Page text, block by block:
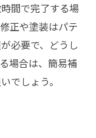
間で完了する場
正や塗装はパテ
必要で、どうし
場合は、簡易補
でしょう。